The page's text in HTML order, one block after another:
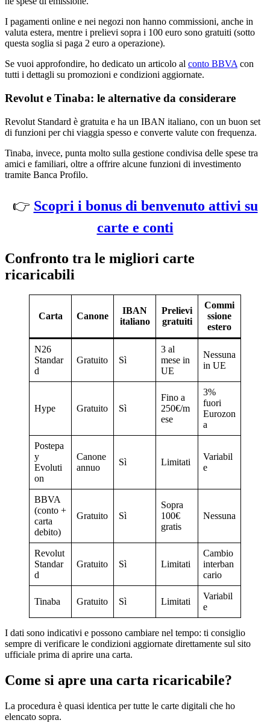
I pagamenti online e nei negozi non hanno commissioni, anche in
valuta estera, mentre i prelievi sopra i 100 euro sono gratuiti (sotto
questa soglia si paga 2 euro a operazione).
Se vuoi approfondire, ho dedicato un articolo al conto BBVA con
tutti i dettagli su promozioni e condizioni aggiornate.
Revolut e Tinaba: le alternative da considerare
Revolut Standard è gratuita e ha un IBAN italiano, con un buon set
di funzioni per chi viaggia spesso e converte valute con frequenza.
Tinaba, invece, punta molto sulla gestione condivisa delle spese tra
amici e familiari, oltre a offrire alcune funzioni di investimento
tramite Banca Profilo.
👉 Scopri i bonus di benvenuto attivi su
carte e conti
Confronto tra le migliori carte
ricaricabili
Carta Canone
IBAN
italiano
Prelievi
gratuiti
Commi
ssione
estero
N26
Standar
d
Gratuito Sì
3 al
mese in
UE
Nessuna
in UE
Hype Gratuito Sì
Fino a
250€/m
ese
3%
fuori
Eurozon
a
Postepa
y
Evoluti
on
Canone
annuo
Sì Limitati
Variabil
e
BBVA
(conto +
carta
debito)
Gratuito Sì
Sopra
100€
gratis
Nessuna
Revolut
Standar
d
Gratuito Sì Limitati
Cambio
interban
cario
Tinaba Gratuito Sì Limitati
Variabil
e
I dati sono indicativi e possono cambiare nel tempo: ti consiglio
sempre di verificare le condizioni aggiornate direttamente sul sito
ufficiale prima di aprire una carta.
Come si apre una carta ricaricabile?
La procedura è quasi identica per tutte le carte digitali che ho
elencato sopra.